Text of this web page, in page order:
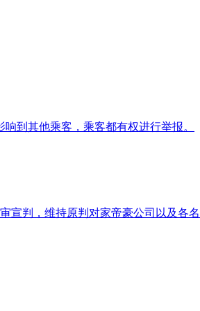
到其他乘客，乘客都有权进行举报。
判，维持原判对家帝豪公司以及各名